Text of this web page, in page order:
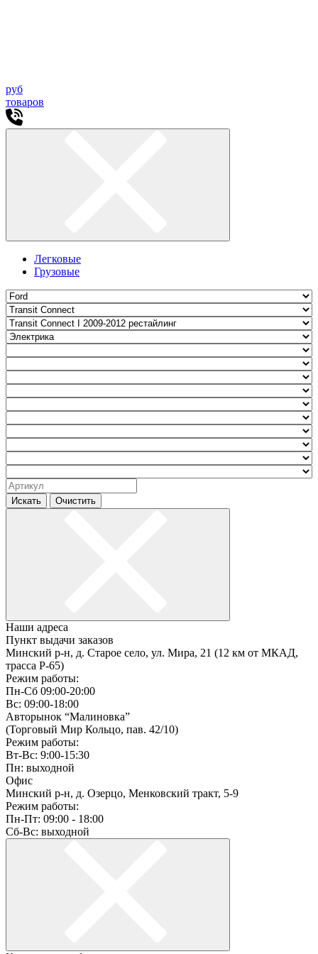
руб
товаров
Легковые
Грузовые
Искать Очистить
Наши адреса
Пункт выдачи заказов
Минский р-н, д. Старое село, ул. Мира, 21 (12 км от МКАД,
трасса P-65)
Режим работы:
Пн-Сб 09:00-20:00
Вс: 09:00-18:00
Авторынок “Малиновка”
(Торговый Мир Кольцо, пав. 42/10)
Режим работы:
Вт-Вс: 9:00-15:30
Пн: выходной
Офис
Минский р-н, д. Озерцо, Менковский тракт, 5-9
Режим работы:
Пн-Пт: 09:00 - 18:00
Сб-Вс: выходной